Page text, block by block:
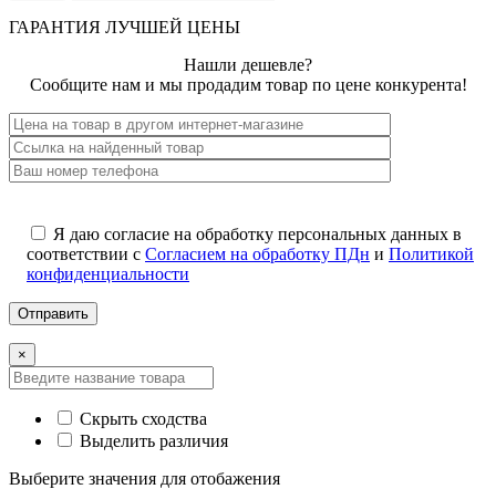
ГАРАНТИЯ ЛУЧШЕЙ ЦЕНЫ
Нашли дешевле?
Сообщите нам и мы продадим товар по цене конкурента!
Я даю согласие на обработку персональных данных в
соответствии с Согласием на обработку ПДн и Политикой
конфиденциальности
×
Скрыть сходства
Выделить различия
Выберите значения для отобажения